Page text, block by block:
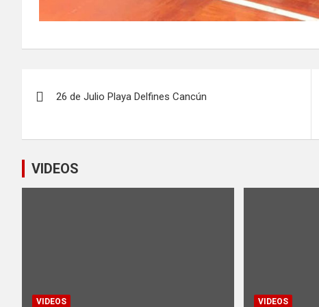
de
entradas
26 de Julio Playa Delfines Cancún
VIDEOS
VIDEOS VIDEOS